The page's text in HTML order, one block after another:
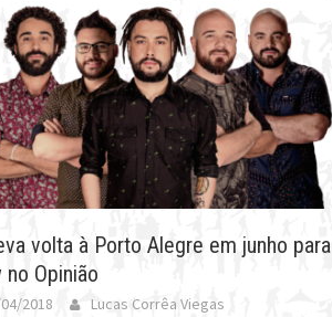
volta à Porto Alegre em junho para
no Opinião
2018 Lucas Corrêa Viegas